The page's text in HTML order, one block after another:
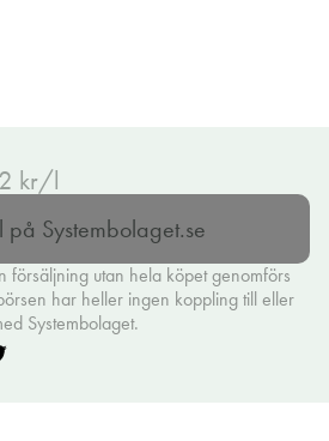
kr/l
på Systembolaget.se
försäljning utan hela köpet genomförs
har heller ingen koppling till eller
Systembolaget.